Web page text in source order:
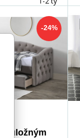
-24%
s úložným